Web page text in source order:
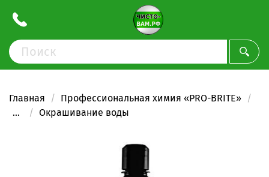
Главная
Профессиональная химия «PRO-BRITE»
...
Окрашивание воды